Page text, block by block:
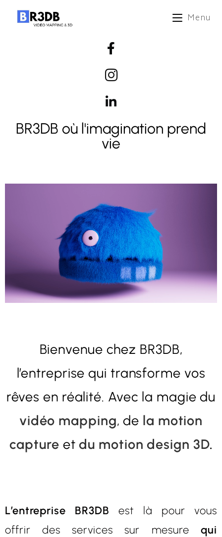
Menu
BR3DB où l'imagination prend
vie
Bienvenue chez BR3DB,
l’entreprise qui transforme vos
rêves en réalité. Avec la magie du
vidéo mapping, de la motion
capture etdu motion design 3D.
L’entreprise BR3DB est là pour vous
offrir des services sur mesurequi